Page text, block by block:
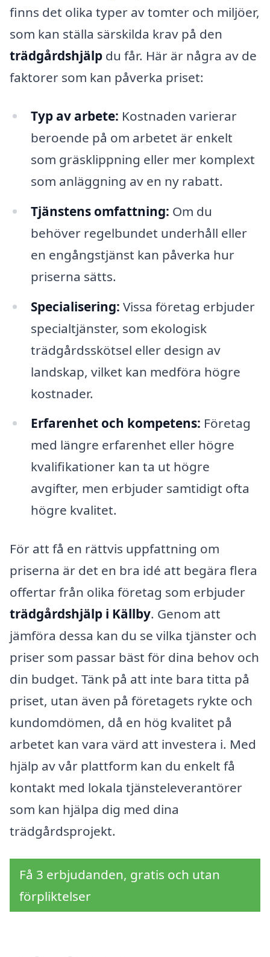
finns det olika typer av tomter och miljöer,
som kan ställa särskilda krav på den
trädgårdshjälp du får. Här är några av de
faktorer som kan påverka priset:
Typ av arbete: Kostnaden varierar
beroende på om arbetet är enkelt
som gräsklippning eller mer komplext
som anläggning av en ny rabatt.
Tjänstens omfattning: Om du
behöver regelbundet underhåll eller
en engångstjänst kan påverka hur
priserna sätts.
Specialisering: Vissa företag erbjuder
specialtjänster, som ekologisk
trädgårdsskötsel eller design av
landskap, vilket kan medföra högre
kostnader.
Erfarenhet och kompetens: Företag
med längre erfarenhet eller högre
kvalifikationer kan ta ut högre
avgifter, men erbjuder samtidigt ofta
högre kvalitet.
För att få en rättvis uppfattning om
priserna är det en bra idé att begära flera
offertar från olika företag som erbjuder
trädgårdshjälp i Källby. Genom att
jämföra dessa kan du se vilka tjänster och
priser som passar bäst för dina behov och
din budget. Tänk på att inte bara titta på
priset, utan även på företagets rykte och
kundomdömen, då en hög kvalitet på
arbetet kan vara värd att investera i. Med
hjälp av vår plattform kan du enkelt få
kontakt med lokala tjänsteleverantörer
som kan hjälpa dig med dina
trädgårdsprojekt.
Få 3 erbjudanden, gratis och utan
förpliktelser